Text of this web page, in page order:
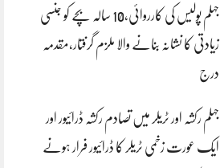
جہلم پولیس کی کارروائی،10 سالہ بچے کو جنسی
زیادتی کا نشانہ بنانے والا ملزم گرفتار،مقدمہ
درج
جہلم رکشہ اور ٹریلر میں تصادم رکشہ ڈرائیور اور
ایک عورت زخمی ٹریلر کا ڈرائیور فرار ہونے